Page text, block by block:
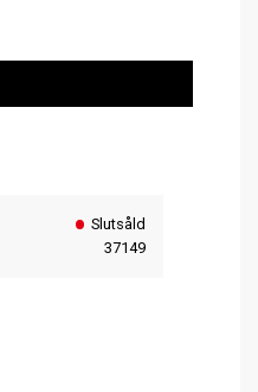
Slutsåld
37149